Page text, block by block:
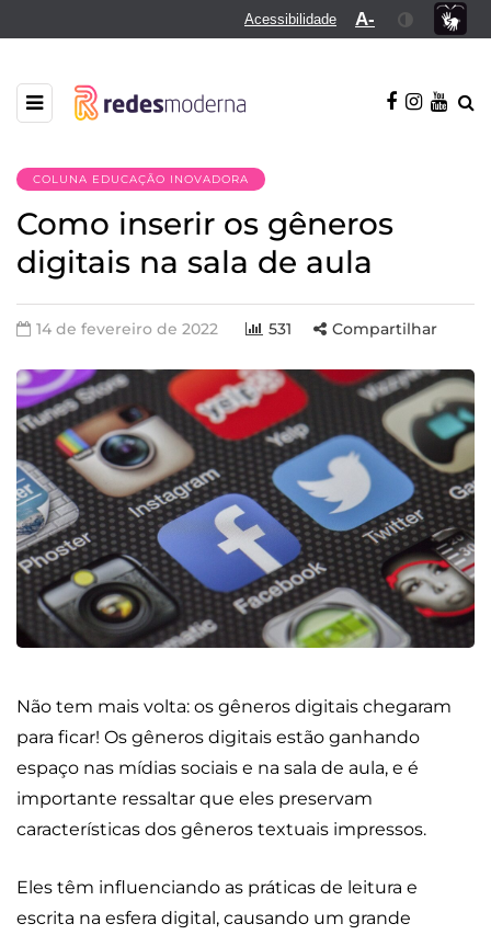
Acessibilidade A-
COLUNA EDUCAÇÃO INOVADORA
Como inserir os gêneros
digitais na sala de aula
14 de fevereiro de 2022 531 Compartilhar
Não tem mais volta: os gêneros digitais chegaram
para ficar! Os gêneros digitais estão ganhando
espaço nas mídias sociais e na sala de aula, e é
importante ressaltar que eles preservam
características dos gêneros textuais impressos.
Eles têm influenciando as práticas de leitura e
escrita na esfera digital, causando um grande